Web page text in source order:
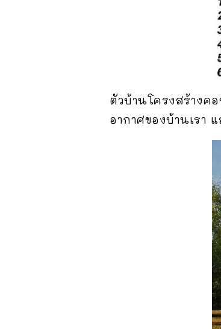
ตัวบ้านโครงสร้างค
อากาศของบ้านเรา